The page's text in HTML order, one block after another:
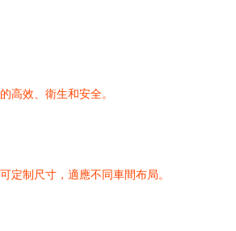
高效、衛生和安全。
定制尺寸，適應不同車間布局。